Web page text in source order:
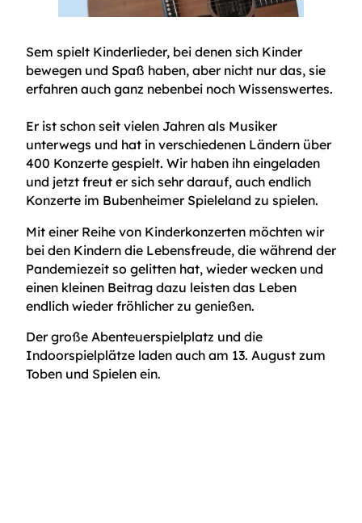
Sem spielt Kinderlieder, bei denen sich Kinder
bewegen und Spaß haben, aber nicht nur das, sie
erfahren auch ganz nebenbei noch Wissenswertes.
Er ist schon seit vielen Jahren als Musiker
unterwegs und hat in verschiedenen Ländern über
400 Konzerte gespielt. Wir haben ihn eingeladen
und jetzt freut er sich sehr darauf, auch endlich
Konzerte im Bubenheimer Spieleland zu spielen.
Mit einer Reihe von Kinderkonzerten möchten wir
bei den Kindern die Lebensfreude, die während der
Pandemiezeit so gelitten hat, wieder wecken und
einen kleinen Beitrag dazu leisten das Leben
endlich wieder fröhlicher zu genießen.
Der große Abenteuerspielplatz und die
Indoorspielplätze laden auch am 13. August zum
Toben und Spielen ein.